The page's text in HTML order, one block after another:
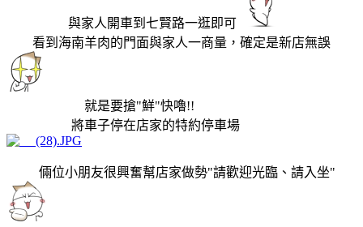
與家人開車到七賢路一逛即可
看到海南羊肉的門面與家人一商量，確定是新店無誤
就是要搶"鮮"快嚕!!
將車子停在店家的特約停車場
倆位小朋友很興奮幫店家做勢"請歡迎光臨、請入坐"